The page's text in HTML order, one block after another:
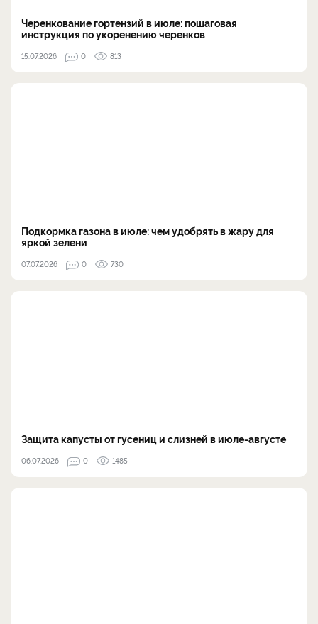
Черенкование гортензий в июле: пошаговая
инструкция по укоренению черенков
15.07.2026 0 813
Подкормка газона в июле: чем удобрять в жару для
яркой зелени
07.07.2026 0 730
Защита капусты от гусениц и слизней в июле-августе
06.07.2026 0 1485